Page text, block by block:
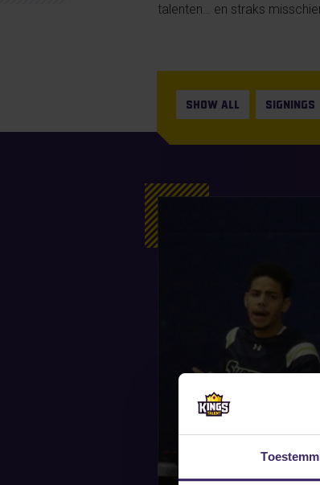
talenten… en straks
SHOW ALL SIGNINGS